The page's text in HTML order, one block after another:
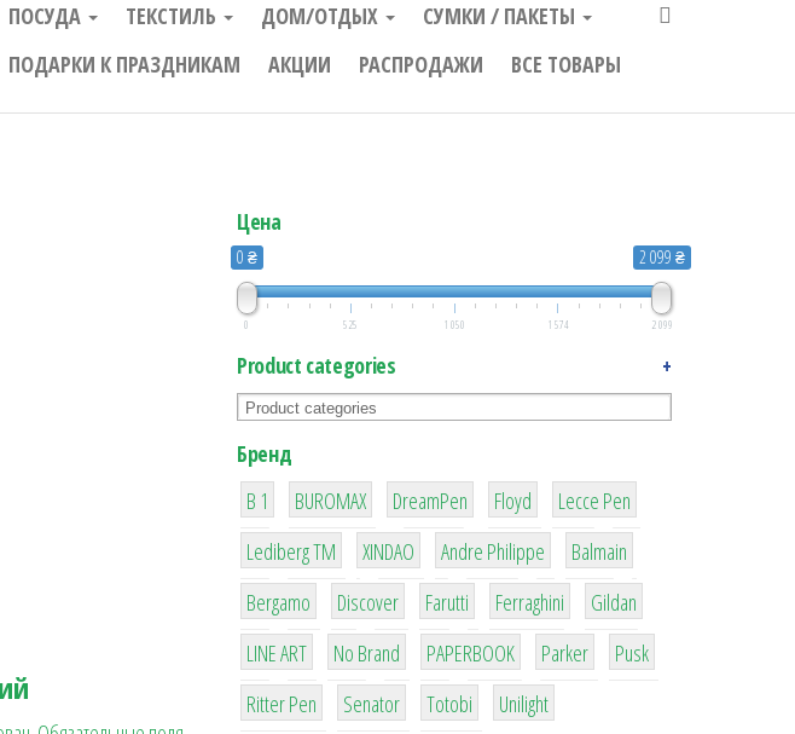
ПОСУДА ТЕКСТИЛЬ ДОМ/ОТДЫХ
СУМКИ / ПАКЕТЫ
ПОДАРКИ К ПРАЗДНИКАМ АКЦИИ РАСПРОДАЖИ ВСЕ ТОВАРЫ
Цена
0 ₴ 2 099 ₴
0 525 1 050 1 574 2 099
Product categories +
Бренд
B 1
1
BUROMAX
1
DreamPen
2
Floyd
2
Lecce Pen
3
Lediberg ТМ
3
XINDAO
1
Andre Philippe
4
Balmain
26
Bergamo
64
Discover
299
Farutti
4
Ferraghini
42
Gildan
4
LINE ART
90
No Brand
8
PAPERBOOK
6
Parker
2
Pusk
22
Ritter Pen
15
Senator
43
Totobi
1
Unilight